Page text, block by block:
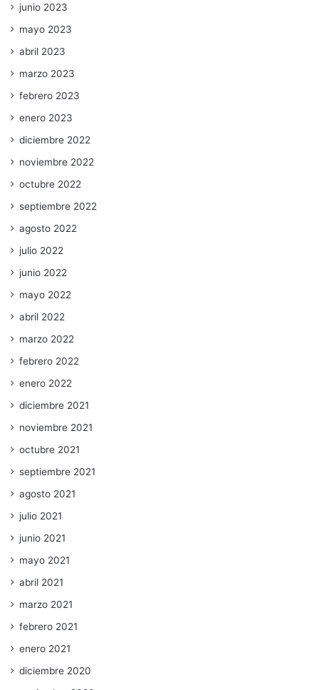
junio 2023
mayo 2023
abril 2023
marzo 2023
febrero 2023
enero 2023
diciembre 2022
noviembre 2022
octubre 2022
septiembre 2022
agosto 2022
julio 2022
junio 2022
mayo 2022
abril 2022
marzo 2022
febrero 2022
enero 2022
diciembre 2021
noviembre 2021
octubre 2021
septiembre 2021
agosto 2021
julio 2021
junio 2021
mayo 2021
abril 2021
marzo 2021
febrero 2021
enero 2021
diciembre 2020